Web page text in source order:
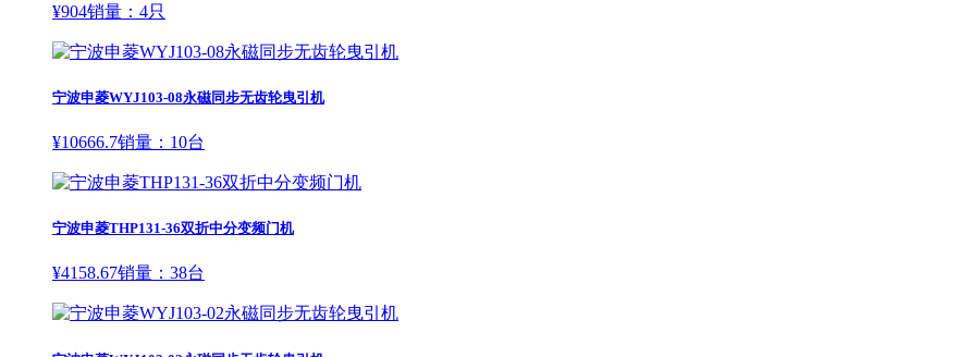
¥904销量： 4只
宁波申菱WYJ103-08永磁同步无齿轮曳引机
¥10666.7销量： 10台
宁波申菱THP131-36双折中分变频门机
¥4158.67销量： 38台